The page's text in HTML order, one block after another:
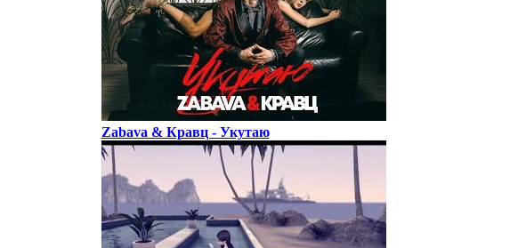
Zabava & Кравц - Укутаю